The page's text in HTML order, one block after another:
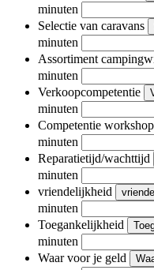
minuten
Selectie van caravans
minuten
Assortiment
minuten
Verkoopcompetentie
minuten
Competentie workshop
minuten
Reparatietijd/wachttijd
minuten
vriendelijkheid
minuten
Toegankelijkheid
minuten
Waar voor je geld